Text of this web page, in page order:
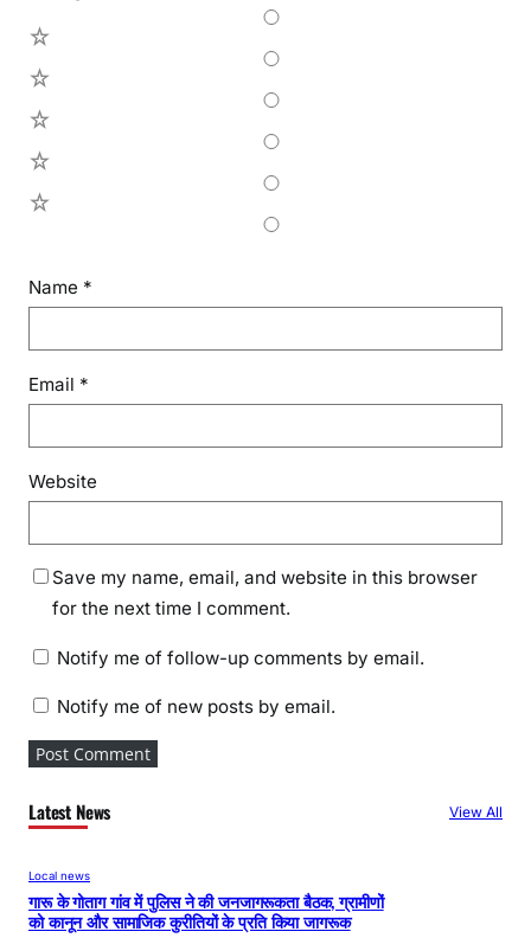
Name *
Email *
Website
Save my name, email, and website in this browser
for the next time I comment.
Notify me of follow-up comments by email.
Notify me of new posts by email.
Latest News View All
Local news
गारू के गोताग गांव में पुलिस ने की जनजागरूकता बैठक, ग्रामीणों
को कानून और सामाजिक कुरीतियों के प्रति किया जागरूक